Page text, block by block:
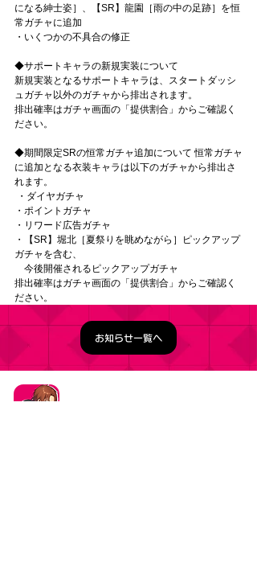
になる紳士姿］、【SR】龍園［雨の中の足跡］を恒
常ガチャに追加
・いくつかの不具合の修正
◆サポートキャラの新規実装について
新規実装となるサポートキャラは、スタートダッシ
ュガチャ以外のガチャから排出されます。
排出確率はガチャ画面の「提供割合」からご確認く
ださい。
◆期間限定SRの恒常ガチャ追加について 恒常ガチャ
に追加となる衣装キャラは以下のガチャから排出さ
れます。
・ダイヤガチャ
・ポイントガチャ
・リワード広告ガチャ
・【SR】堀北［夏祭りを眺めながら］ピックアップ
ガチャを含む、
今後開催されるピックアップガチャ
排出確率はガチャ画面の「提供割合」からご確認く
ださい。
お知らせ一覧へ